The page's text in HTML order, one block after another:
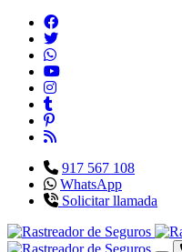
917 567 108
WhatsApp
Solicitar llamada